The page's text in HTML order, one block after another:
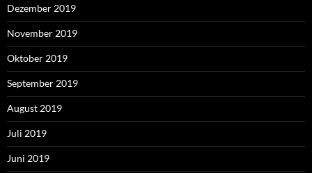
Dezember 2019
November 2019
Oktober 2019
September 2019
August 2019
Juli 2019
Juni 2019